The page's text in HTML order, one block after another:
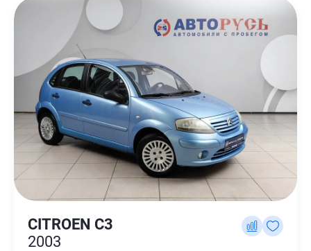
CITROEN C3
2003